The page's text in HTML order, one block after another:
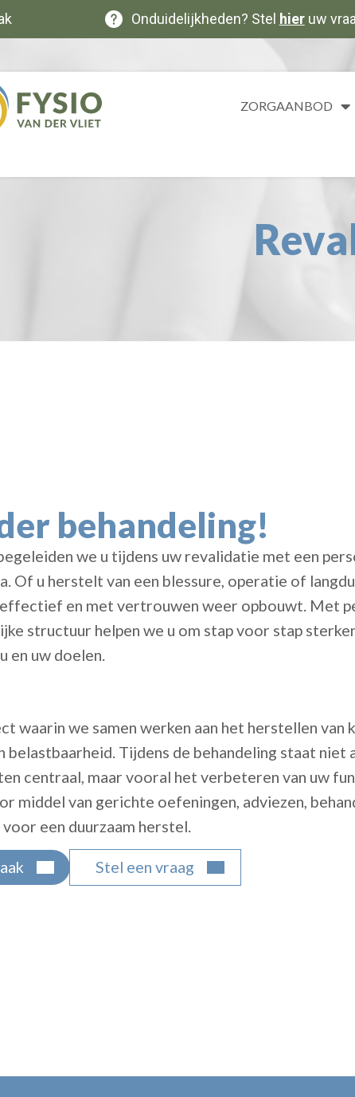
Onduidelijkheden? Stel hieruw
ZORGAANBOD
behandeling!
we u tijdens uw revalidatie met een
Of u herstelt van een blessure, operatie of
en met vertrouwen weer opbouwt. Met
structuur helpen we u om stap voor stap
en uw doelen.
waarin we samen werken aan het herstellen van
Tijdens de behandeling staat niet
centraal, maar vooral het verbeteren van uw
middel van gerichte oefeningen, adviezen,
een duurzaam herstel.
Stel een vraag